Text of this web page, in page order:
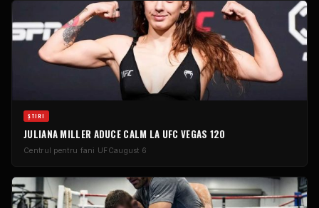
ŞTIRI
JULIANA MILLER ADUCE CALM LA UFC VEGAS 120
Centrul pentru fani UFCaugust 6